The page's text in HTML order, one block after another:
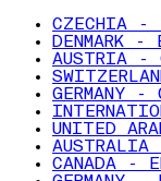
CZECHIA -
DENMARK -
AUSTRIA -
GERMANY -
UNITED
AUSTRALIA
CANADA -